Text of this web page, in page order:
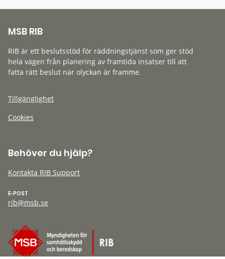
MSB RIB
RIB är ett beslutsstöd för räddningstjänst som ger stöd
hela vägen från planering av framtida insatser till att
fatta rätt beslut när olyckan är framme.
Tillgänglighet
Cookies
Behöver du hjälp?
Kontakta RIB Support
E-POST
rib@msb.se